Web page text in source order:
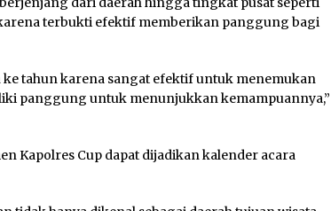
terbukti efektif memberikan panggung bagi
tahun karena sangat efektif untuk menemukan
panggung untuk menunjukkan kemampuannya,”
Kapolres Cup dapat dijadikan kalender acara